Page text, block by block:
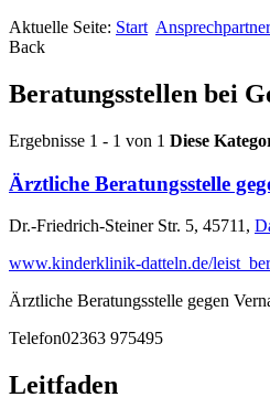
Aktuelle Seite: Start Ansprechpartner
Back
Beratungsstellen bei
Ergebnisse 1 - 1 von 1 Diese
Ärztliche Beratungsstelle
Dr.-Friedrich-Steiner Str. 5, 45711,
www.kinderklinik-datteln.de/
Ärztliche Beratungsstelle gegen
Telefon02363 975495
Leitfaden